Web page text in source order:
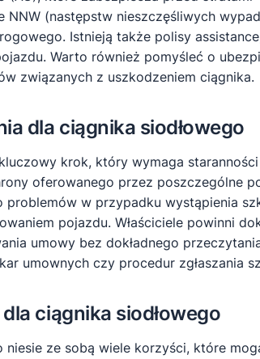
(następstw nieszczęśliwych
Istnieją także polisy
Warto również pomyśleć o
związanych z uszkodzeniem ciągnika.
dla ciągnika siodłowego
krok, który wymaga
oferowanego przez poszczególne
w przypadku wystąpienia
pojazdu. Właściciele powinni
umowy bez dokładnego
umownych czy procedur zgłaszania
ciągnika siodłowego
ze sobą wiele korzyści, które